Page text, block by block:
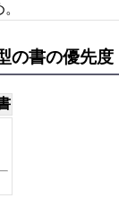
の書の優先度